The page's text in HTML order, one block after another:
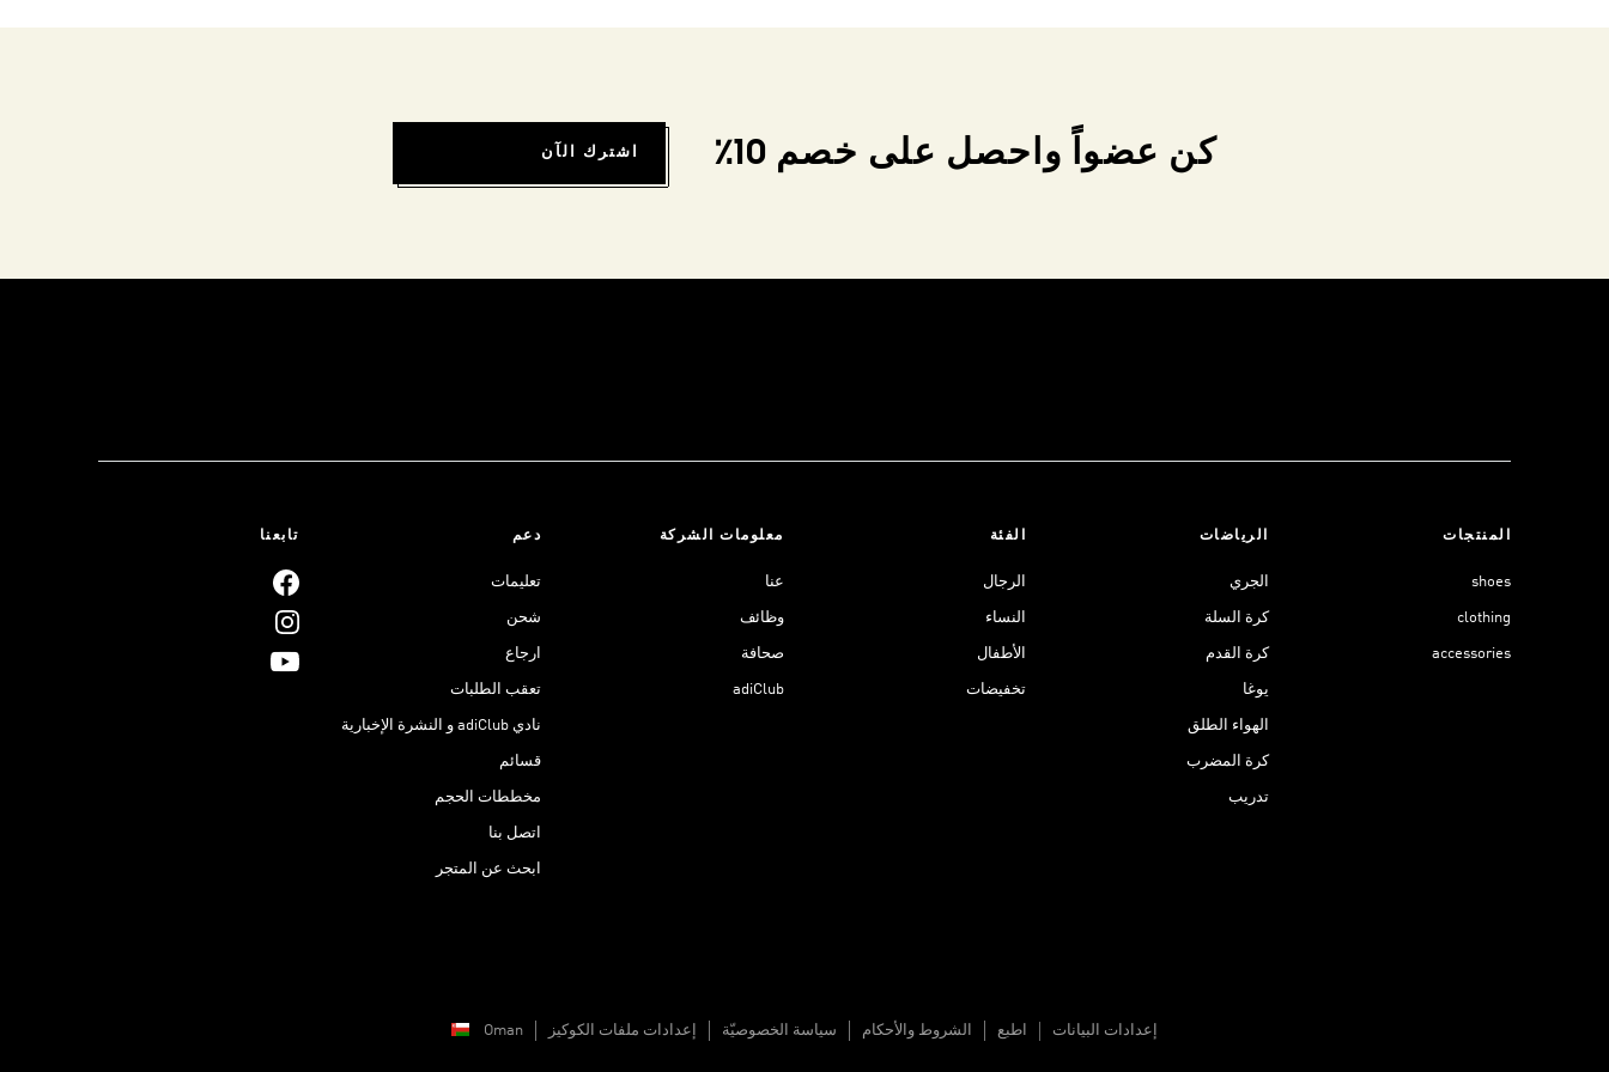
كن عضواً واحصل على خصم 10٪ اشترك الآن
المنتجات
shoes
clothing
accessories
الرياضات
الجري
كرة السلة
كرة القدم
يوغا
الهواء الطلق
كرة المضرب
تدريب
الفئة
الرجال
النساء
الأطفال
تخفيضات
معلومات الشركة
عنا
وظائف
صحافة
adiClub
دعم
تعليمات
شحن
ارجاع
تعقب الطلبات
نادي adiClub و النشرة الإخبارية
قسائم
مخططات الحجم
اتصل بنا
ابحث عن المتجر
تابعنا
إعدادات البيانات Oman إعدادات ملفات الكوكيز سياسة الخصوصيّة الشروط والأحكام اطبع